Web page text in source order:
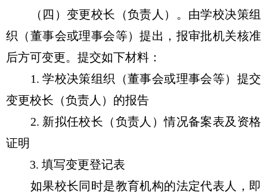
（四）变更校长（负责人）。由学校决策组
织（董事会或理事会等）提出，报审批机关核准
后方可变更。提交如下材料：
1. 学校决策组织（董事会或理事会等）提交
变更校长（负责人）的报告
2. 新拟任校长（负责人）情况备案表及资格
证明
3. 填写变更登记表
如果校长同时是教育机构的法定代表人，即